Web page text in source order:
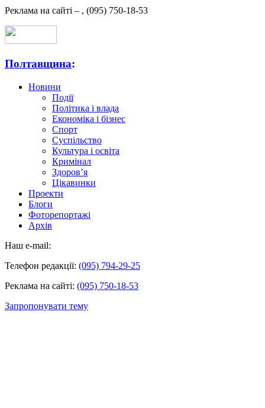
Реклама на сайті – , (095) 750-18-53
Полтавщина:
Новини
Події
Політика і влада
Економіка і бізнес
Спорт
Суспільство
Культура і освіта
Кримінал
Здоров’я
Цікавинки
Проекти
Блоги
Фоторепортажі
Архів
Наш e-mail:
Телефон редакції: (095) 794-29-25
Реклама на сайті: (095) 750-18-53
Запропонувати тему